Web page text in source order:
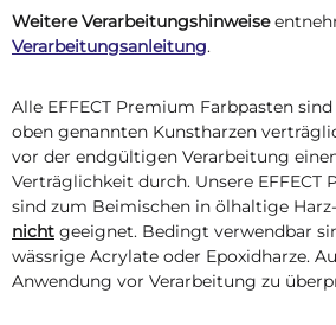
Weitere Verarbeitungshinweise
Verarbeitungsanleitung.
Alle EFFECT Premium Farbpasten
oben genannten Kunstharzen
vor der endgültigen Verarbeitung
Verträglichkeit durch. Unsere EFFECT
sind zum Beimischen in ölhaltige
nicht geeignet. Bedingt verwendbar
wässrige Acrylate oder Epoxidharze.
Anwendung vor Verarbeitung zu